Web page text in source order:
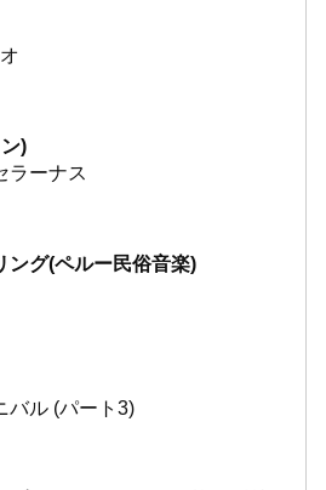
)
ラーナス
ング(ペルー民俗音楽)
バル (パート3)